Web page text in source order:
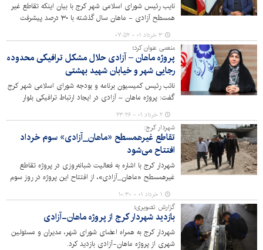
نایب رئیس شورای اسلامی شهر کرج با بیان اینکه تقاطع غیر
همسطح آزادی - ماهان سال گذشته با ۳۰ درصد پیشرفت
فیزیکی به دور ششم مدیریت شهری کرج تحویل داده شد،
گفت: این پروژه مهم و تاثیرگذار به صورت جهادی تکمیل و به
مرحله بهره برداری رسیده است.
۳ خرداد ۰۱ - ۰۷:۵۲
منعمی عنوان کرد؛
پروژه ماهان – آزادی حلال مشکل ترافیکی محدوده
رجایی شهر و خیابان شهید بهشتی
نائب رئیس کمیسیون برنامه و بودجه شورای اسلامی شهر کرج
گفت: پروژه ماهان – آزادی در ایجاد ارتباط ترافیکی بلوار
سربازان گمنام به بلوار ماهان نقش دارد و موجب کاهش بار
ترافیکی در محدوده رجایی شهر و خیابان شهید بهشتی
می‌شود.
۲ خرداد ۰۱ - ۲۳:۲۶
شهردار کرج:
تقاطع غیرهمسطح «ماهان_آزادی» سوم خرداد
افتتاح می‌شود
شهردار کرج با اشاره به فعالیت شبانه‌روزی در پروژه تقاطع
غیرهمسطح «ماهان_آزادی»، از افتتاح این پروژه در روز سوم
خرداد، همزمان با سالروز آزادسازی خرمشهر خبر داد.
۱ خرداد ۰۱ - ۱۰:۳۰
گزارش تصویری؛
بازدید شهردار کرج از پروژه ماهان-آزادی
شهردار کرج به همراه اعضای شورای شهر، مدیران و مسئولین
شهری از پروژه ماهان-آزادی بازدید کرد.